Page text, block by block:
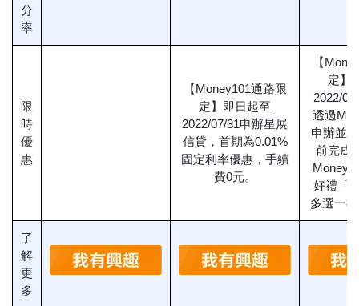
分
率
限
時
優
惠
【Money101通路限
定】即日起至
2022/07/31申辦星展
信貸，首期為0.01%
固定利率優惠，手續
費0元。
【
定】
2022/
透過
申辦並
前完成
好禮「
多選一
了
解
更
多